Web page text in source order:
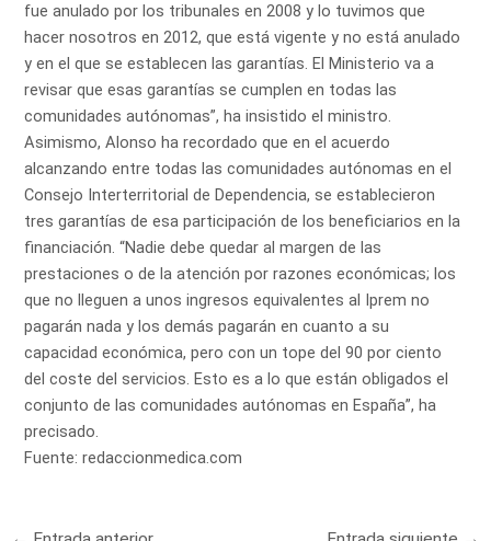
fue anulado por los tribunales en 2008 y lo tuvimos que
hacer nosotros en 2012, que está vigente y no está anulado
y en el que se establecen las garantías. El Ministerio va a
revisar que esas garantías se cumplen en todas las
comunidades autónomas”, ha insistido el ministro.
Asimismo, Alonso ha recordado que en el acuerdo
alcanzando entre todas las comunidades autónomas en el
Consejo Interterritorial de Dependencia, se establecieron
tres garantías de esa participación de los beneficiarios en la
financiación. “Nadie debe quedar al margen de las
prestaciones o de la atención por razones económicas; los
que no lleguen a unos ingresos equivalentes al Iprem no
pagarán nada y los demás pagarán en cuanto a su
capacidad económica, pero con un tope del 90 por ciento
del coste del servicios. Esto es a lo que están obligados el
conjunto de las comunidades autónomas en España”, ha
precisado.
Fuente:redaccionmedica.com